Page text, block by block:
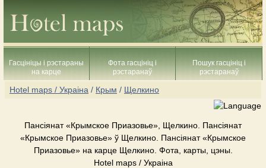
Гасцініцы і рэстараны
на карце
Фота гасцініц і
рэстаранаў
Пошук гасцініц і
рэстаранаў
Hotel maps / Украіна / Крым / Щелкино
Пансіянат «Крымское Приазовье», Щелкино. Пансіянат
«Крымское Приазовье» ў Щелкино. Пансіянат «Крымское
Приазовье» на карце Щелкино. Фота, карты, цэны.
Hotel maps / Украіна